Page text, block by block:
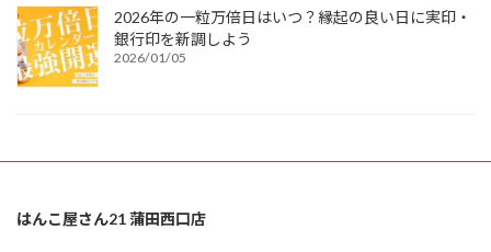
2026年の一粒万倍日はいつ？縁起の良い日に実印・
銀行印を新調しよう
2026/01/05
はんこ屋さん21 蒲田西口店